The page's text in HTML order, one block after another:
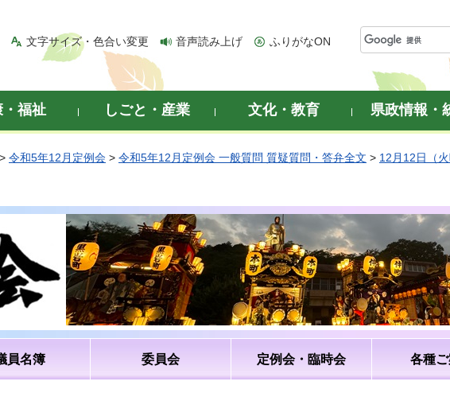
文字サイズ・色合い変更 音声読み上げ ふりがなON
・福祉 しごと・産業 文化・教育 県政情報・
> 令和5年12月定例会 > 令和5年12月定例会 一般質問 質疑質問・答弁全文 > 12月12日（火
員名簿 委員会 定例会・臨時会 各種